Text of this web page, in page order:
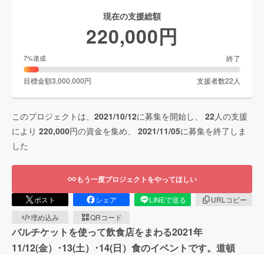
現在の支援総額
220,000円
7%達成 終了
目標金額3,000,000円 支援者数22 人
このプロジェクトは、 2021/10/12に募集を開始し、 22人の支援
により 220,000円の資金を集め、 2021/11/05に募集を終了しま
した
もう一度プロジェクトをやってほしい
ポスト シェア LINEで送る
URLコピー
埋め込み
QRコード
バルチケットを使って飲食店をまわる2021年
11/12(金）･13(土）･14(日）食のイベントです。道頓